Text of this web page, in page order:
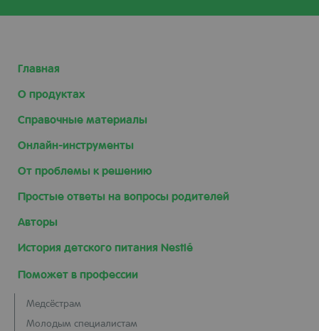
Главная
О продуктах
Справочные материалы
Онлайн-инструменты
От проблемы к решению
Простые ответы на вопросы родителей
Авторы
История детского питания Nestlé
Поможет в профессии
Медсёстрам
Молодым специалистам